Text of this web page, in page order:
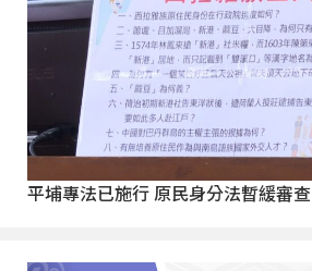
平埔專法已施行 原民身分法暫緩審查